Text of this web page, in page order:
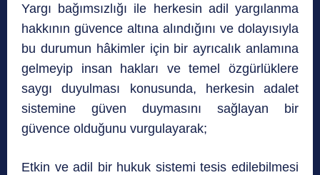
Yargı bağımsızlığı ile herkesin adil yargılanma
hakkının güvence altına alındığını ve dolayısıyla
bu durumun hâkimler için bir ayrıcalık anlamına
gelmeyip insan hakları ve temel özgürlüklere
saygı duyulması konusunda, herkesin adalet
sistemine güven duymasını sağlayan bir
güvence olduğunu vurgulayarak;
Etkin ve adil bir hukuk sistemi tesis edilebilmesi